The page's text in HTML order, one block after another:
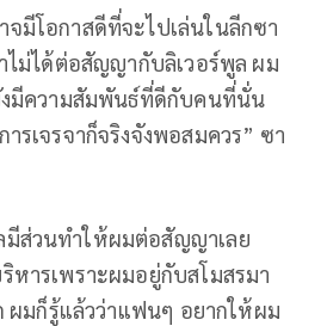
มีโอกาสดีที่จะไปเล่นในลีกซา
ไม่ได้ต่อสัญญากับลิเวอร์พูล ผม
งมีความสัมพันธ์ที่ดีกับคนที่นั่น
รเจรจาก็จริงจังพอสมควร” ซา
ส่วนทำให้ผมต่อสัญญาเลย
หารเพราะผมอยู่กับสโมสรมา
ผมก็รู้แล้วว่าแฟนๆ อยากให้ผม